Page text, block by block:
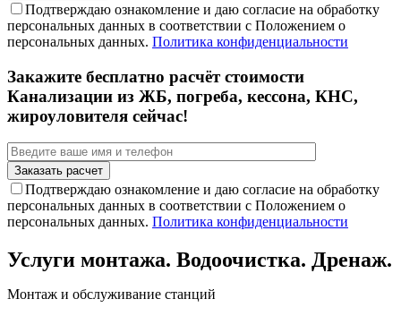
Подтверждаю ознакомление и даю согласие на обработку
персональных данных в соответствии с Положением о
персональных данных. Политика конфиденциальности
Закажите бесплатно расчёт стоимости
Канализации из ЖБ, погреба, кессона, КНС,
жироуловителя сейчас!
Подтверждаю ознакомление и даю согласие на обработку
персональных данных в соответствии с Положением о
персональных данных. Политика конфиденциальности
Услуги монтажа. Водоочистка. Дренаж.
Монтаж и обслуживание станций